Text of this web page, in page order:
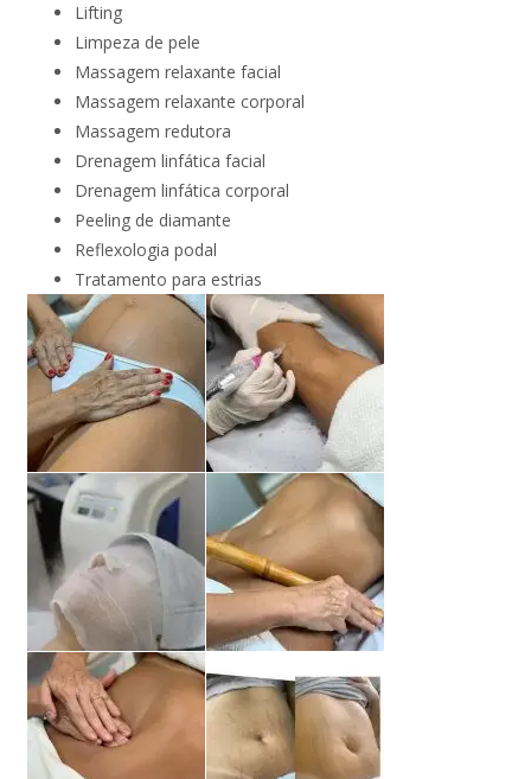
Barbearia
Tratamentos Capilares
Hidravela
Cílios e Sobrancelhas
Depilação
Dia da Noiva
Drenagem Linfática
Quick Massage
Bambuterapia
Terapia com Pedras Quentes
Reflexologia Podal
Depilação
Design Sobrancelhas
Epilação Egípcia
Velaterapia
Lifting
Limpeza de pele
Massagem relaxante facial
Massagem relaxante corporal
Massagem redutora
Drenagem linfática facial
Drenagem linfática corporal
Peeling de diamante
Reflexologia podal
Tratamento para estrias